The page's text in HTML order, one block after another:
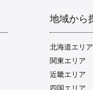
地域から
北海道エリア
関東エリア
近畿エリア
四国エリア